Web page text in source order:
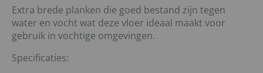
Extra brede planken die goed bestand zijn tegen
water en vocht wat deze vloer ideaal maakt voor
gebruik in vochtige omgevingen.
Specificaties: